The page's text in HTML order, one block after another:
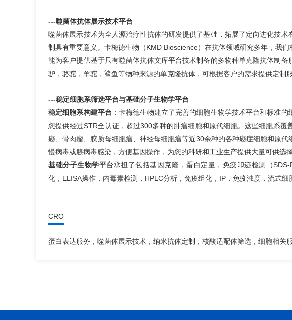
---噬菌体抗体展示技术平台
噬菌体展示技术为全人源治疗性抗体的研发提供了基础，拓展了定向进化技
制具有重要意义。卡梅德生物（KMD Bioscience）在抗体领域研究多年，我
能为客户提供基于只有噬菌体抗体文库平台技术制备的多物种单克隆抗体制备
驴，骆驼，羊驼，鲨鱼等物种来源的单克隆抗体，可根据客户的需求提供定制
---稳定细胞系筛选平台与基础分子生物学平台
稳定细胞系构建平台 ：卡梅德生物建立了完善的细胞生物学技术平台和标准的
您提供经过STR全认证，超过300多种的肿瘤细胞和原代细胞。这些细胞系
癌、骨肉瘤、胶质母细胞瘤、神经母细胞瘤等近30余种的各种癌症细胞和原
慢病毒或腺病毒感染，方便基因操作，为您的科研和工业生产提供大量可供选
基础分子生物学平台承担了包括基因克隆 ，蛋白定量 ， 免疫印迹检测（SDS-
化 ， ELISA操作 ， 内毒素检测 ，HPLC分析， 免疫组化 ， IP ，免疫浊度， 流式细
CRO
蛋白表达服务，噬菌体展示技术，纳米抗体定制，核酸适配体筛选，细胞相关